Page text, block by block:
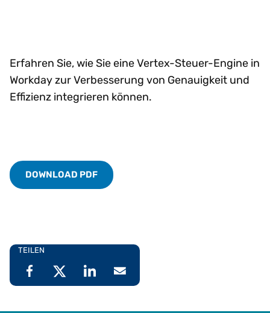
Erfahren Sie, wie Sie eine Vertex-Steuer-Engine in
Workday zur Verbesserung von Genauigkeit und
Effizienz integrieren können.
DOWNLOAD PDF
TEILEN